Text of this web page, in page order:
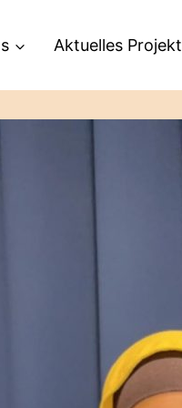
Aktuelles Projekt